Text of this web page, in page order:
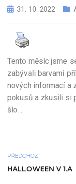
31. 10. 2022
Tento měsíc jsme
zabývali barvami
nových informací a
pokusů a zkusili si
šlo…
PŘEDCHOZÍ
HALLOWEEN V 1.A